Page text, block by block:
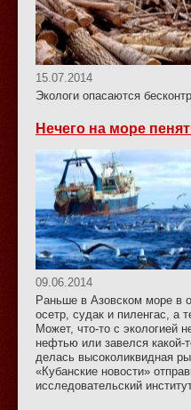
15.07.2014
Экологи опасаются
Нечего на море
09.06.2014
Раньше в Азовском море в
осетр, судак и пиленгас, а
Может, что-то с экологией
нефтью или завелся какой-
делась высоколиквидная
«Кубанские новости»
исследовательский